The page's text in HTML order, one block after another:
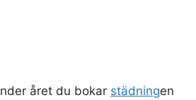
året du bokar städningen